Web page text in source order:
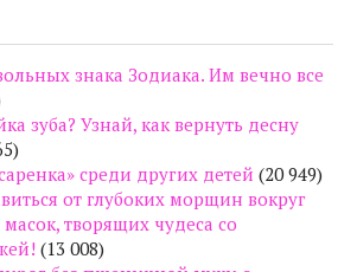
знака Зодиака. Им вечно все
зуба? Узнай, как вернуть десну
среди других детей (20 949)
от глубоких морщин вокруг
творящих чудеса со
(13 008)